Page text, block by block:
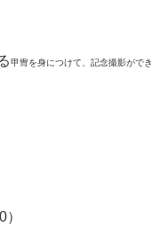
甲冑を身につけて、記念撮影ができ